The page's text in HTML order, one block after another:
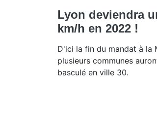
Lyon deviendra
km/h en 2022 !
D'ici la fin du mandat à la
plusieurs communes
basculé en ville 30.